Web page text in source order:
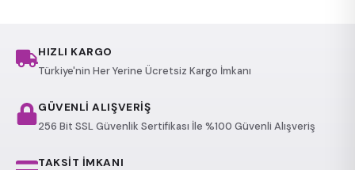
HIZLI KARGO
Türkiye'nin Her Yerine Ücretsiz Kargo İmkanı
GÜVENLİ ALIŞVERİŞ
256 Bit SSL Güvenlik Sertifikası İle %100 Güvenli Alışveriş
TAKSİT İMKANI